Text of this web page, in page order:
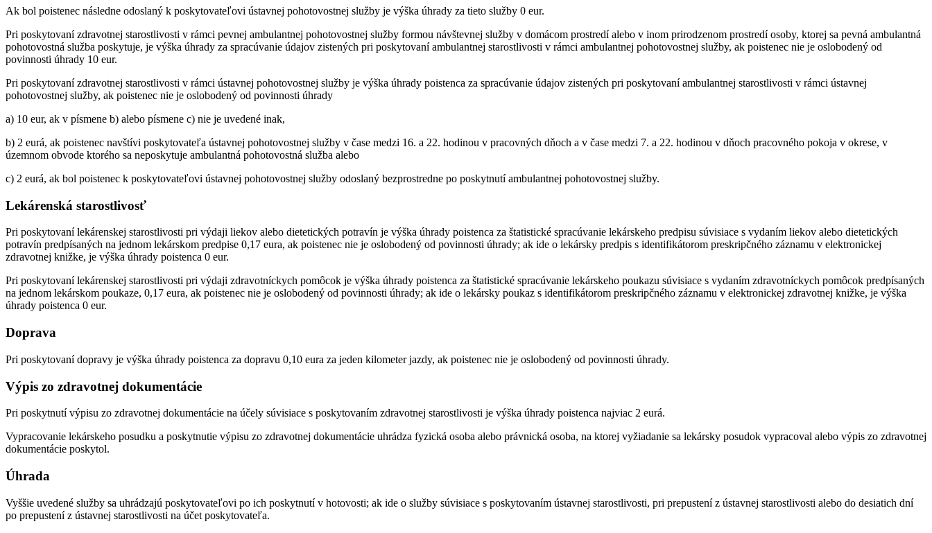
Ak bol poistenec následne odoslaný k poskytovateľovi ústavnej pohotovostnej služby je výška úhrady za tieto služby 0 eur.
Pri poskytovaní zdravotnej starostlivosti v rámci pevnej ambulantnej pohotovostnej služby formou návštevnej služby v domácom prostredí alebo v inom prirodzenom prostredí osoby, ktorej sa pevná ambulantná
pohotovostná služba poskytuje, je výška úhrady za spracúvanie údajov zistených pri poskytovaní ambulantnej starostlivosti v rámci ambulantnej pohotovostnej služby, ak poistenec nie je oslobodený od
povinnosti úhrady 10 eur.
Pri poskytovaní zdravotnej starostlivosti v rámci ústavnej pohotovostnej služby je výška úhrady poistenca za spracúvanie údajov zistených pri poskytovaní ambulantnej starostlivosti v rámci ústavnej
pohotovostnej služby, ak poistenec nie je oslobodený od povinnosti úhrady
a) 10 eur, ak v písmene b) alebo písmene c) nie je uvedené inak,
b) 2 eurá, ak poistenec navštívi poskytovateľa ústavnej pohotovostnej služby v čase medzi 16. a 22. hodinou v pracovných dňoch a v čase medzi 7. a 22. hodinou v dňoch pracovného pokoja v okrese, v
územnom obvode ktorého sa neposkytuje ambulantná pohotovostná služba alebo
c) 2 eurá, ak bol poistenec k poskytovateľovi ústavnej pohotovostnej služby odoslaný bezprostredne po poskytnutí ambulantnej pohotovostnej služby.
Lekárenská starostlivosť
Pri poskytovaní lekárenskej starostlivosti pri výdaji liekov alebo dietetických potravín je výška úhrady poistenca za štatistické spracúvanie lekárskeho predpisu súvisiace s vydaním liekov alebo dietetických
potravín predpísaných na jednom lekárskom predpise 0,17 eura, ak poistenec nie je oslobodený od povinnosti úhrady; ak ide o lekársky predpis s identifikátorom preskripčného záznamu v elektronickej
zdravotnej knižke, je výška úhrady poistenca 0 eur.
Pri poskytovaní lekárenskej starostlivosti pri výdaji zdravotníckych pomôcok je výška úhrady poistenca za štatistické spracúvanie lekárskeho poukazu súvisiace s vydaním zdravotníckych pomôcok predpísaných
na jednom lekárskom poukaze, 0,17 eura, ak poistenec nie je oslobodený od povinnosti úhrady; ak ide o lekársky poukaz s identifikátorom preskripčného záznamu v elektronickej zdravotnej knižke, je výška
úhrady poistenca 0 eur.
Doprava
Pri poskytovaní dopravy je výška úhrady poistenca za dopravu 0,10 eura za jeden kilometer jazdy, ak poistenec nie je oslobodený od povinnosti úhrady.
Výpis zo zdravotnej dokumentácie
Pri poskytnutí výpisu zo zdravotnej dokumentácie na účely súvisiace s poskytovaním zdravotnej starostlivosti je výška úhrady poistenca najviac 2 eurá.
Vypracovanie lekárskeho posudku a poskytnutie výpisu zo zdravotnej dokumentácie uhrádza fyzická osoba alebo právnická osoba, na ktorej vyžiadanie sa lekársky posudok vypracoval alebo výpis zo zdravotnej
dokumentácie poskytol.
Úhrada
Vyššie uvedené služby sa uhrádzajú poskytovateľovi po ich poskytnutí v hotovosti; ak ide o služby súvisiace s poskytovaním ústavnej starostlivosti, pri prepustení z ústavnej starostlivosti alebo do desiatich dní
po prepustení z ústavnej starostlivosti na účet poskytovateľa.